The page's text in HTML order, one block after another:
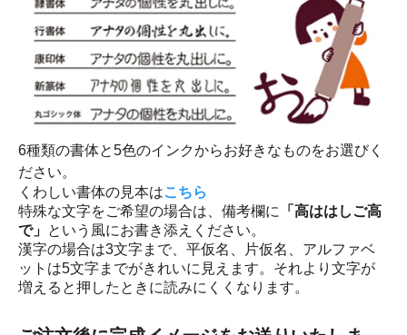
6種類の書体と5色のインクからお好きなものをお選びく
ださい。
くわしい書体の見本はこちら
特殊な文字をご希望の場合は、備考欄に
「高ははしご高
で」 という風にお書き添えください。
漢字の場合は3文字まで、平仮名、片仮名、アルファベ
ットは5文字までがきれいに見えます。それより文字が
増えると押したときに読みにくくなります。